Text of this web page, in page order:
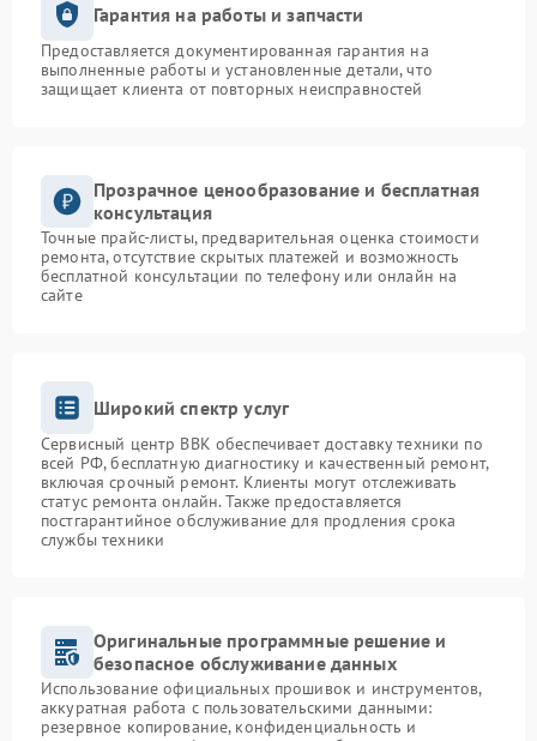
Гарантия на работы и запчасти
Предоставляется документированная гарантия на
выполненные работы и установленные детали, что
защищает клиента от повторных неисправностей
Прозрачное ценообразование и бесплатная
консультация
Точные прайс-листы, предварительная оценка стоимости
ремонта, отсутствие скрытых платежей и возможность
бесплатной консультации по телефону или онлайн на
сайте
Широкий спектр услуг
Сервисный центр BBK обеспечивает доставку техники по
всей РФ, бесплатную диагностику и качественный ремонт,
включая срочный ремонт. Клиенты могут отслеживать
статус ремонта онлайн. Также предоставляется
постгарантийное обслуживание для продления срока
службы техники
Оригинальные программные решение и
безопасное обслуживание данных
Использование официальных прошивок и инструментов,
аккуратная работа с пользовательскими данными:
резервное копирование, конфиденциальность и